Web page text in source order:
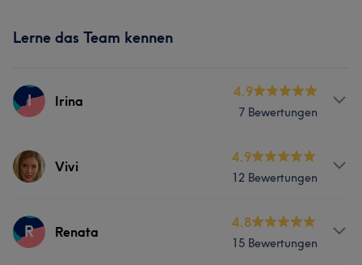
Lerne das Team kennen
I Irina
4.9
7 Bewertungen
Services
Vivi
4.9
12 Bewertungen
Services
R Renata
4.8
15 Bewertungen